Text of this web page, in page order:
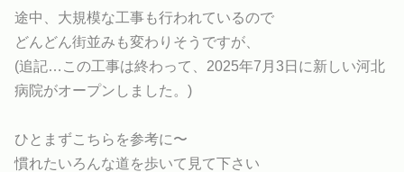
途中、大規模な工事も行われているので
どんどん街並みも変わりそうですが、
(追記…この工事は終わって、2025年7月3日に新しい河北
病院がオープンしました。)
ひとまずこちらを参考に〜
慣れたいろんな道を歩いて見て下さい